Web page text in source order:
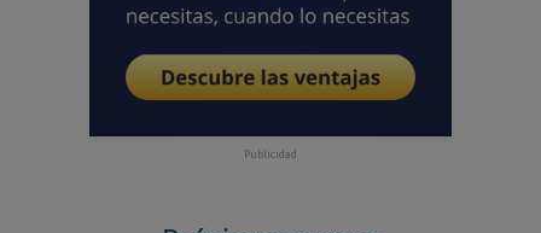
Publicidad